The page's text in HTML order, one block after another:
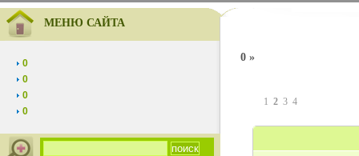
МЕНЮ САЙТА
0
0
0
0
0 »
1 2 3 4